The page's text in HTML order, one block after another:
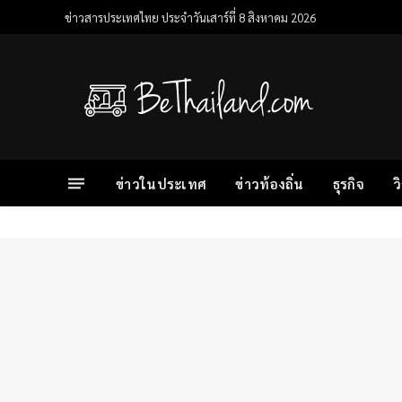
ข่าวสารประเทศไทย ประจำวันเสาร์ที่ 8 สิงหาคม 2026
ข่าวในประเทศ ข่าวท้องถิ่น ธุรกิจ